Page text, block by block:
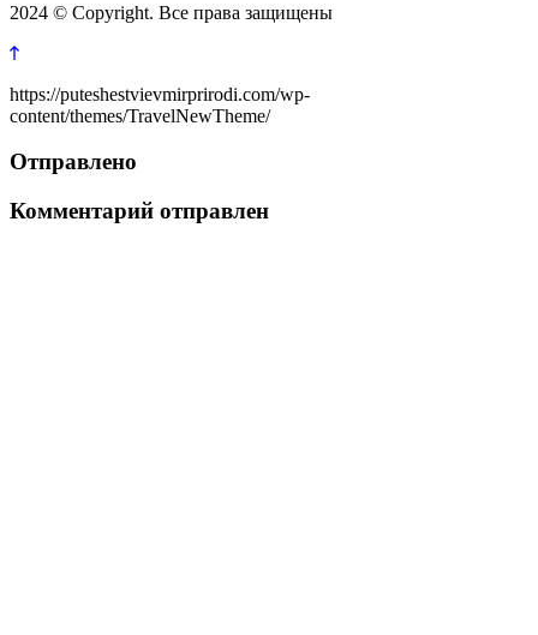
2024 © Copyright. Все права защищены
https://puteshestvievmirprirodi.com/wp-
content/themes/TravelNewTheme/
Отправлено
Комментарий отправлен